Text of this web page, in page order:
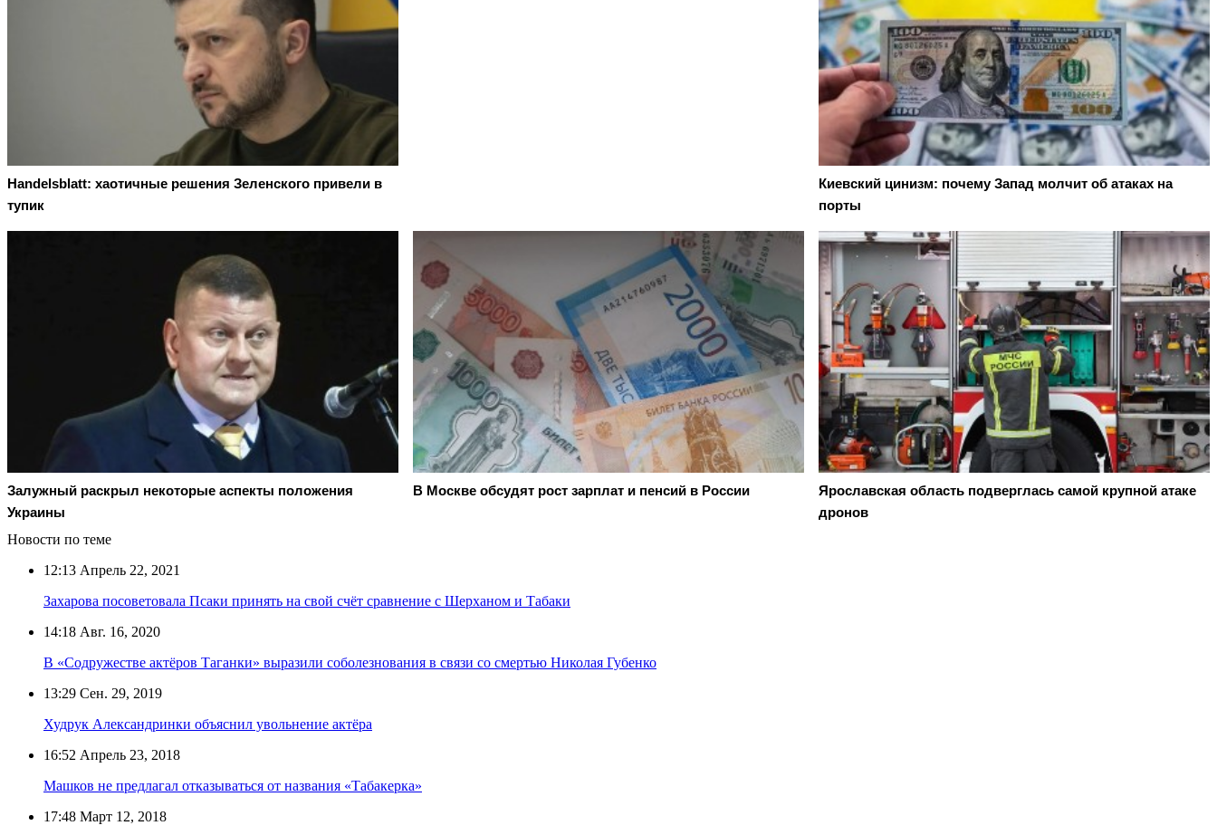
Handelsblatt: хаотичные решения Зеленского привели в
тупик
Киевский цинизм: почему Запад молчит об атаках на
порты
Залужный раскрыл некоторые аспекты положения
Украины
В Москве обсудят рост зарплат и пенсий в России
Ярославская область подверглась самой крупной атаке
дронов
Новости по теме
12:13 Апрель 22, 2021
Захарова посоветовала Псаки принять на свой счёт сравнение с Шерханом и Табаки
14:18 Авг. 16, 2020
В «Содружестве актёров Таганки» выразили соболезнования в связи со смертью Николая Губенко
13:29 Сен. 29, 2019
Худрук Александринки объяснил увольнение актёра
16:52 Апрель 23, 2018
Машков не предлагал отказываться от названия «Табакерка»
17:48 Март 12, 2018